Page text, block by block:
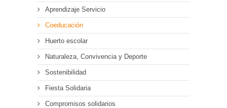
Aprendizaje Servicio
Coeducación
Huerto escolar
Naturaleza, Convivencia y Deporte
Sostenibilidad
Fiesta Solidaria
Compromisos solidarios